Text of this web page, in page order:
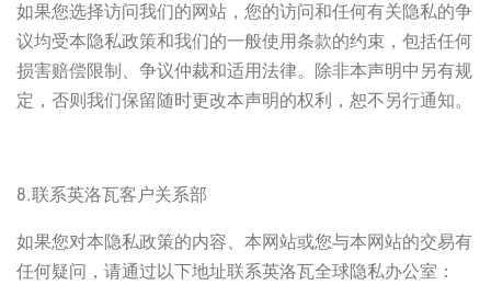
如果您选择访问我们的网站，您的访问和任何有关隐私的争
议均受本隐私政策和我们的一般使用条款的约束，包括任何
损害赔偿限制、争议仲裁和适用法律。除非本声明中另有规
定，否则我们保留随时更改本声明的权利，恕不另行通知。
8.联系英洛瓦客户关系部
如果您对本隐私政策的内容、本网站或您与本网站的交易有
任何疑问，请通过以下地址联系英洛瓦全球隐私办公室：